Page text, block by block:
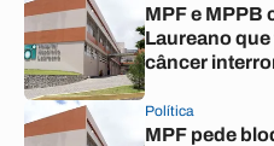
MPF e MPPB
Laureano
câncer
Política
MPF pede